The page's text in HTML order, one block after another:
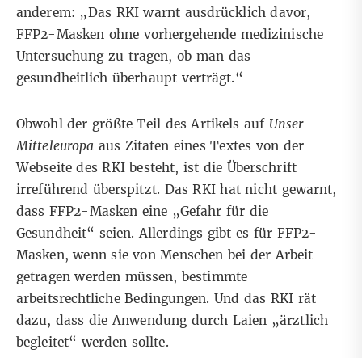
anderem: „Das RKI warnt ausdrücklich davor,
FFP2-Masken ohne vorhergehende medizinische
Untersuchung zu tragen, ob man das
gesundheitlich überhaupt verträgt.“
Obwohl der größte Teil des Artikels auf Unser
Mitteleuropa aus Zitaten eines Textes von der
Webseitedes RKI besteht, ist die Überschrift
irreführend überspitzt. Das RKI hat nicht gewarnt,
dass FFP2-Masken eine „Gefahr für die
Gesundheit“ seien. Allerdings gibt es für FFP2-
Masken, wenn sie von Menschen bei der Arbeit
getragen werden müssen, bestimmte
arbeitsrechtliche Bedingungen. Und das RKI rät
dazu, dass die Anwendung durch Laien „ärztlich
begleitet“ werden sollte.